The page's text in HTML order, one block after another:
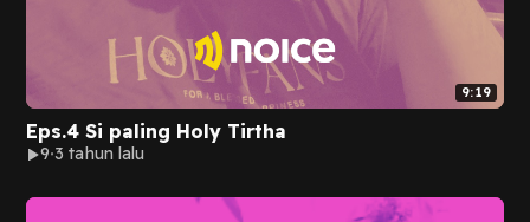
9:19
Eps.4 Si paling Holy Tirtha
9 3 tahun lalu